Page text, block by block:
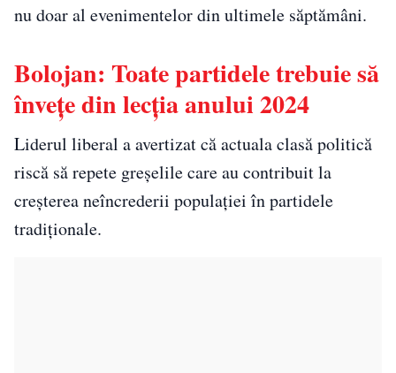
nu doar al evenimentelor din ultimele săptămâni.
Bolojan: Toate partidele trebuie să
învețe din lecția anului 2024
Liderul liberal a avertizat că actuala clasă politică
riscă să repete greșelile care au contribuit la
creșterea neîncrederii populației în partidele
tradiționale.